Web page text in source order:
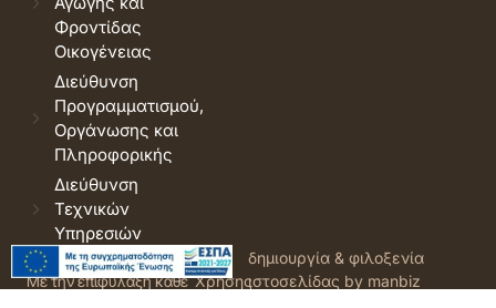
Φροντίδας
Οικογένειας
Διεύθυνση
Προγραμματισμού,
Οργάνωσης και
Πληροφορικής
Διεύθυνση
Τεχνικών
Υπηρεσιών
© 2026 Δήμος Δράμας.
Με την επιφύλαξη κάθε
Όροι
Χρήσης
δημιουργία & φιλοξενία
ιστοσελίδας by manbiz